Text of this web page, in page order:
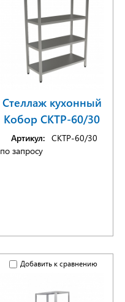
Стеллаж кухонный
Кобор СКТР-60/30
Артикул: СКТР-60/30
по запросу
Добавить к сравнению